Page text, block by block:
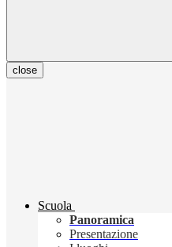
close
Scuola
Panoramica
Presentazione